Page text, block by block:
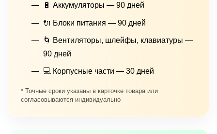
🔋 Аккумуляторы — 90 дней
🔌 Блоки питания — 90 дней
🌀 Вентиляторы, шлейфы, клавиатуры —
90 дней
💻 Корпусные части — 30 дней
* Точные сроки указаны в карточке товара или
согласовываются индивидуально